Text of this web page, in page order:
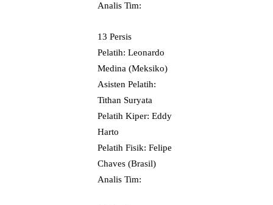
Analis Tim:
13 Persis
Pelatih: Leonardo
Medina (Meksiko)
Asisten Pelatih:
Tithan Suryata
Pelatih Kiper: Eddy
Harto
Pelatih Fisik: Felipe
Chaves (Brasil)
Analis Tim: